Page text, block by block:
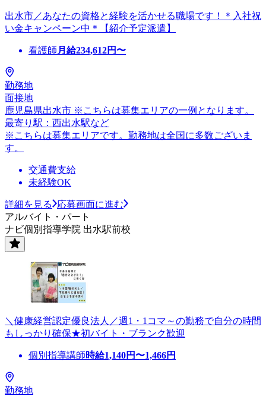
出水市／あなたの資格と経験を活かせる職場です！＊入社祝
い金キャンペーン中＊【紹介予定派遣】
看護師 月給234,612円〜
勤務地
面接地
鹿児島県出水市 ※こちらは募集エリアの一例となります。
最寄り駅：西出水駅など
※こちらは募集エリアです。勤務地は全国に多数ございま
す。
交通費支給
未経験OK
詳細を見る
応募画面に進む
アルバイト・パート
ナビ個別指導学院 出水駅前校
＼健康経営認定優良法人／週1・1コマ～の勤務で自分の時間
もしっかり確保★初バイト・ブランク歓迎
個別指導講師時給1,140円〜1,466円
勤務地